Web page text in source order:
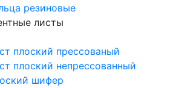
резиновые
листы
плоский прессованый
плоский непрессованный
шифер